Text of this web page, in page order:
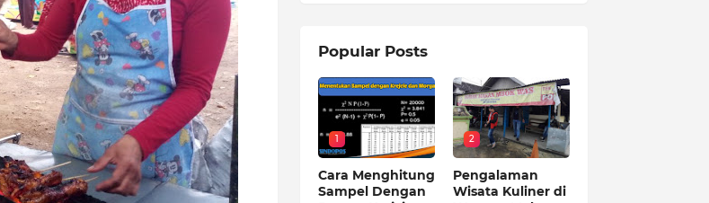
Popular Posts
1
Cara Menghitung
Sampel Dengan
2
Pengalaman
Wisata Kuliner di